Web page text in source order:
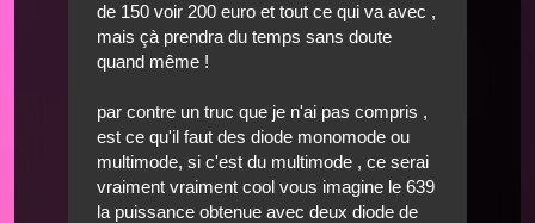
de 150 voir 200 euro et tout ce qui va avec ,
mais çà prendra du temps sans doute
quand même !
par contre un truc que je n'ai pas compris ,
est ce qu'il faut des diode monomode ou
multimode, si c'est du multimode , ce serai
vraiment vraiment cool vous imagine le 639
la puissance obtenue avec deux diode de